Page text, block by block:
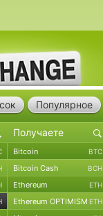
Популярное
Bitcoin BTC
Bitcoin Cash BCH
Ethereum ETH
Ethereum OPTIMISM ETH